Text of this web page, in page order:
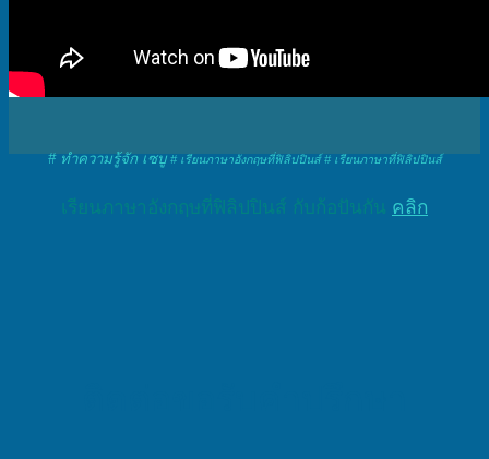
# ทำความรู้จักเซบู# เรียนภาษาอังกฤษที่ฟิลิปปินส์ # เรียนภาษาที่ฟิลิปปินส์
เรียนภาษาอังกฤษที่ฟิลิปปินส์ กับก้อปันกัน คลิก